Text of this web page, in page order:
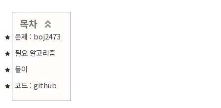
목차
문제 : boj2473
필요 알고리즘
풀이
코드 : github